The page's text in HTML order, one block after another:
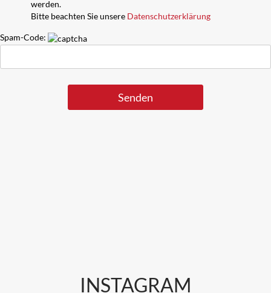
werden.
Bitte beachten Sie unsere Datenschutzerklärung
Spam-Code:
INSTAGRAM